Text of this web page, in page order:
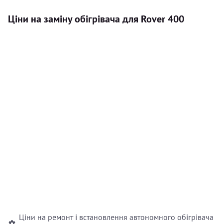
Ціни на заміну обігрівача для Rover 400
Ціни на ремонт і встановлення автономного обігрівача